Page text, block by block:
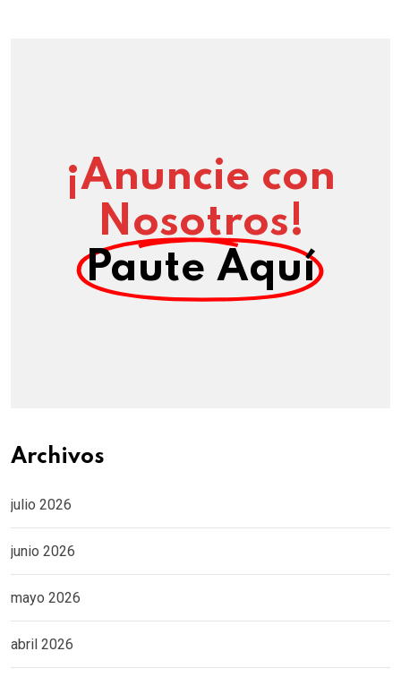
¡Anuncie con
Nosotros!
Paute Aquí
Archivos
julio 2026
junio 2026
mayo 2026
abril 2026